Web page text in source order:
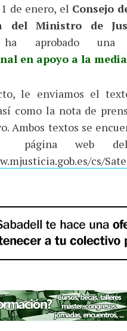
de enero, el Consejo
del Ministro de
aprobado una
en apoyo a la
le enviamos el
como la nota de
Ambos textos se
web del
cs/